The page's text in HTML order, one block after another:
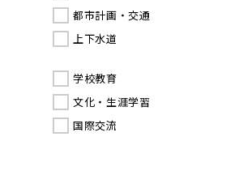
都市計画・交通
上下水道
学校教育
文化・生涯学習
国際交流